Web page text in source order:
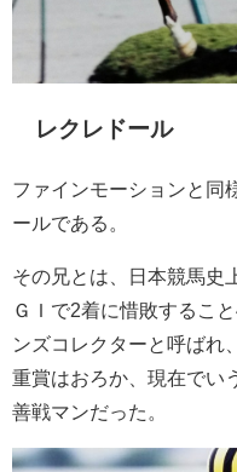
レクレドール
ファインモーションと同
ールである。
その兄とは、日本競馬史
ＧＩで2着に惜敗するこ
ンズコレクターと呼ばれ
重賞はおろか、現在でい
善戦マンだった。